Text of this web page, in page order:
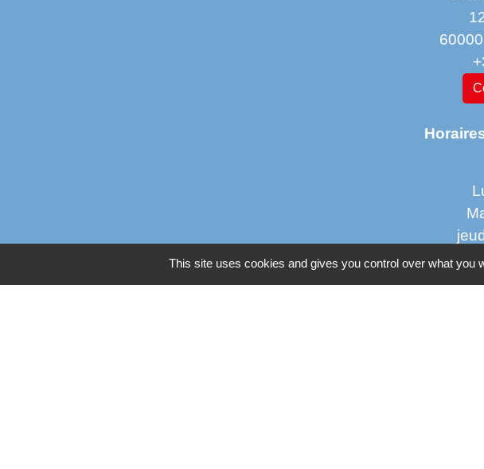
This site uses cookies and gives you control over what you